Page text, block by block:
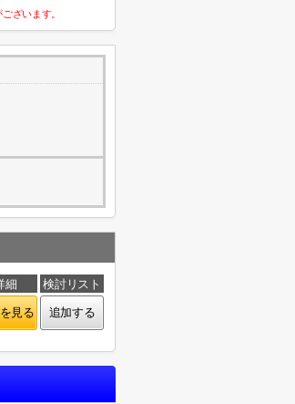
ざいます。
細
検討リスト
見る 追加する